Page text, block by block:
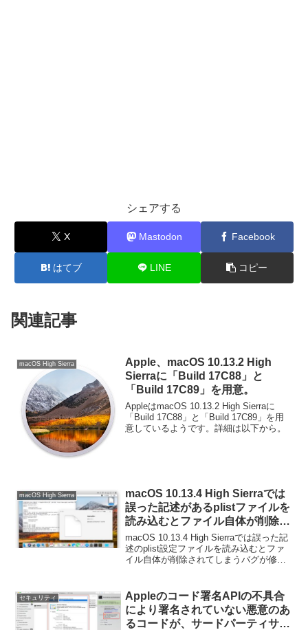
シェアする
X Mastodon Facebook
はてブ LINE コピー
関連記事
macOS High Sierra
Apple、macOS 10.13.2 High
Sierraに「Build 17C88」と
「Build 17C89」を用意。
AppleはmacOS 10.13.2 High Sierraに
「Build 17C88」と「Build 17C89」を用
意しているようです。詳細は以下から。
macOS High Sierra
macOS 10.13.4 High Sierraでは
誤った記述があるplistファイルを
読み込むとファイル自体が削除さ
れてしまうバグが修正されたもよ
う。
macOS 10.13.4 High Sierraでは誤った記
述のplist設定ファイルを読み込むとファ
イル自体が削除されてしまうバグが修正
セキュリティ
Appleのコード署名APIの不具合
により署名されていない悪意のあ
るコードが、サードパーティサー